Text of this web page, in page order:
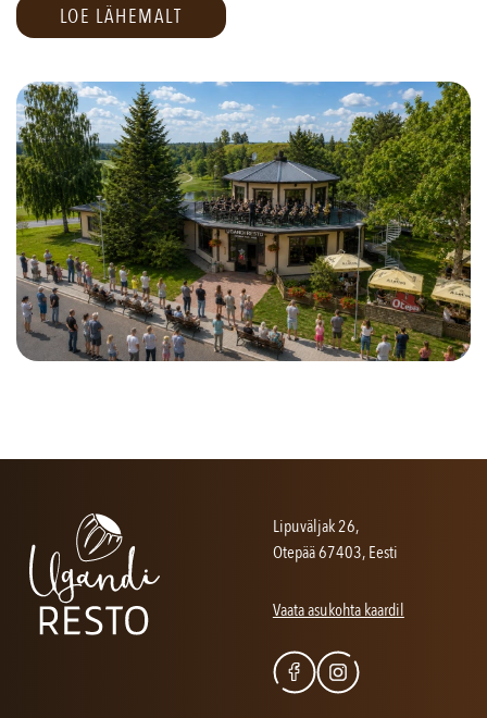
KLIENDIKAART
GALERII
TULE TÖÖLE
KONTAKT
OLEME AVATUD
P-N 12:00 - 22:00
VÕTA ÜHENDUST
E-mail:info@ugandiresto.ee
LOE LÄHEMALT
Lipuväljak 26,
Otepää 67403, Eesti
Vaata asukohta kaardil